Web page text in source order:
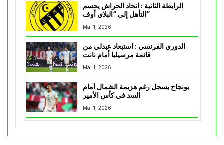
الرابطة الثانية : اتحاد الحراش يحسم
التأهل إلى “البلاي أوف”
Mai 1, 2026
الدوري الفرنسي : استبعاد عبدلي من
قائمة مرسيليا أمام نانت
Mai 1, 2026
بونجاح يسجل رغم هزيمة الشمال أمام
السد في كأس الأمير
Mai 1, 2026